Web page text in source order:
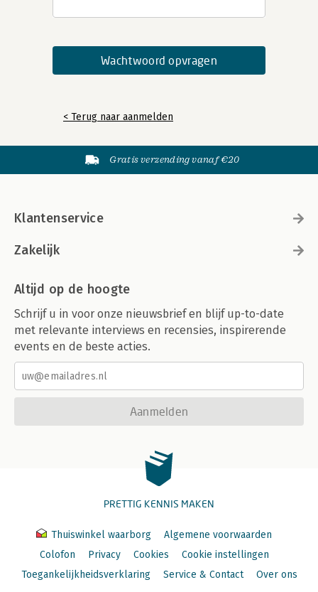
< Terug naar aanmelden
Gratis verzending vanaf €20
Klantenservice
Zakelijk
Altijd op de hoogte
Schrijf u in voor onze nieuwsbrief en blijf up-to-date
met relevante interviews en recensies, inspirerende
events en de beste acties.
Aanmelden
PRETTIG KENNIS MAKEN
Thuiswinkel waarborg
Algemene voorwaarden
Colofon
Privacy Cookies
Cookie instellingen
Toegankelijkheidsverklaring
Service & Contact Over ons